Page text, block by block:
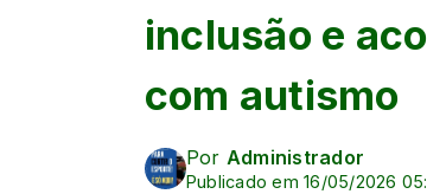
inclusão e
com autismo
Por Administrador
Publicado em 16/05/2026